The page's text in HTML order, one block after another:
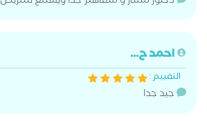
احمد ح...
التقييم :
جيد جدا